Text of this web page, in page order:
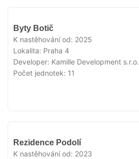
Byty Botič
K nastěhování od: 2025
Lokalita: Praha 4
Developer: Kamille Development s.r.o.
Počet jednotek: 11
Rezidence Podolí
K nastěhování od: 2023